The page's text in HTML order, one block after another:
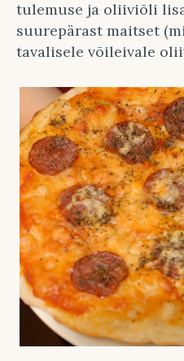
tulemuse ja oliiviõli
suurepärast maitset
tavalisele võileivale